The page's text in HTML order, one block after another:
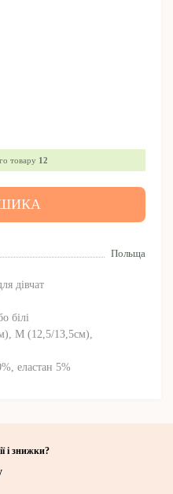
Польща
дівчат
білі
M (12,5/13,5см),
еластан 5%
товару 12
і знижки?